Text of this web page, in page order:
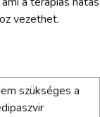
vezethet.
szükséges a